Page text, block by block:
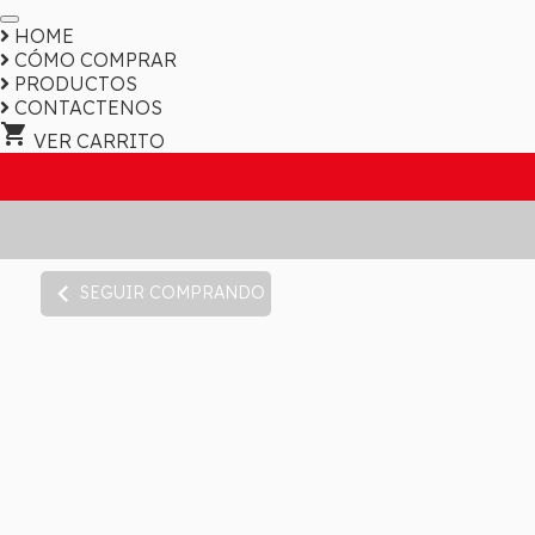
HOME
CÓMO COMPRAR
PRODUCTOS
CONTACTENOS
shopping_cart VER CARRITO
chevron_left SEGUIR COMPRANDO